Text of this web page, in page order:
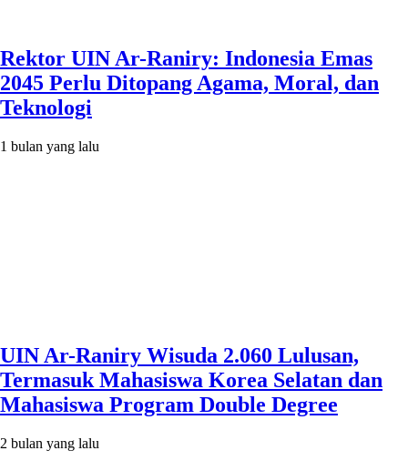
Rektor UIN Ar-Raniry: Indonesia Emas
2045 Perlu Ditopang Agama, Moral, dan
Teknologi
1 bulan yang lalu
UIN Ar-Raniry Wisuda 2.060 Lulusan,
Termasuk Mahasiswa Korea Selatan dan
Mahasiswa Program Double Degree
2 bulan yang lalu